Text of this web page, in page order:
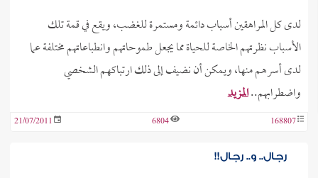
لدى كل المراهقين أسباب دائمة ومستمرة للغضب، ويقع في قمة تلك
الأسباب نظرتهم الخاصة للحياة مما يجعل طموحاتهم وانطباعاتهم مختلفة عما
لدى أسرهم منها، ويمكن أن نضيف إلى ذلك ارتباكهم الشخصي
واضطرابهم..المزيد
168807
6804
21/07/2011
رجال.. و.. رجال!!